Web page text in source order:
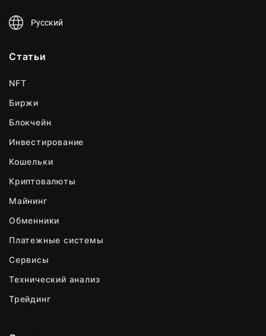
Русский
Статьи
NFT
Биржи
Блокчейн
Инвестирование
Кошельки
Криптовалюты
Майнинг
Обменники
Платежные системы
Сервисы
Технический анализ
Трейдинг